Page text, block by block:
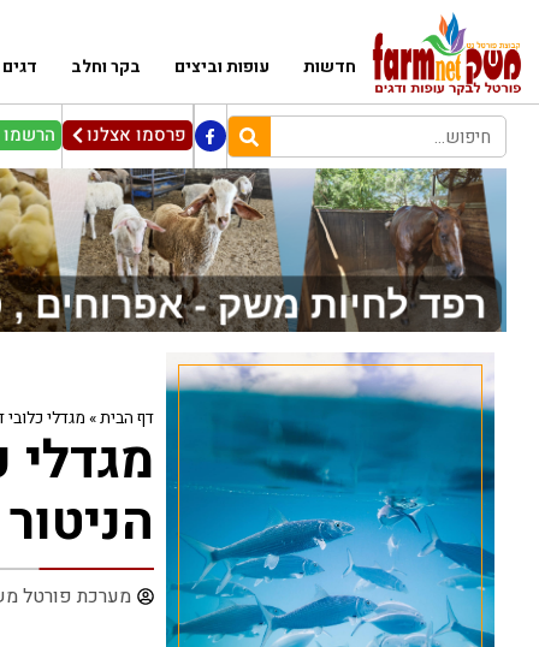
חדשות עופות וביצים בקר וחלב דגים
פרסמו אצלנו הרשמו
דף הבית» מגדלי
מגדלי
מערכת פורטל